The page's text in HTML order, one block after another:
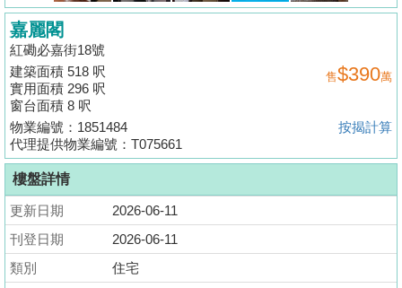
地
產
博
客
地
產
新
聞
數
據
公
嘉麗閣
紅磡必嘉街18號
建築面積 518 呎
實用面積 296 呎
窗台面積 8 呎
售$390萬
物業編號：1851484
代理提供物業編號：T075661
按揭計算
樓盤詳情
更新日期
2026-06-11
刊登日期
2026-06-11
類別
住宅